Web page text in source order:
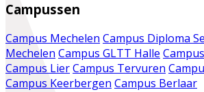
Campussen
Campus Mechelen Campus Diploma
Mechelen Campus GLTT Halle
Campus LierCampus Tervuren
Campus Keerbergen Campus Berlaar